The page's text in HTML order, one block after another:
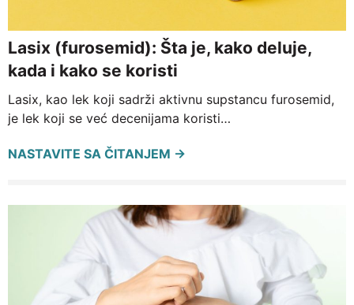
Lasix (furosemid): Šta je, kako deluje,
kada i kako se koristi
Lasix, kao lek koji sadrži aktivnu supstancu furosemid,
je lek koji se već decenijama koristi…
NASTAVITE SA ČITANJEM →